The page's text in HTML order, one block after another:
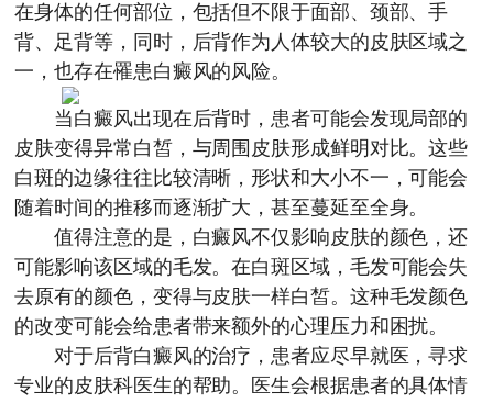
在身体的任何部位，包括但不限于面部、颈部、手
背、足背等，同时，后背作为人体较大的皮肤区域之
一，也存在罹患白癜风的风险。
当白癜风出现在后背时，患者可能会发现局部的
皮肤变得异常白皙，与周围皮肤形成鲜明对比。这些
白斑的边缘往往比较清晰，形状和大小不一，可能会
随着时间的推移而逐渐扩大，甚至蔓延至全身。
值得注意的是，白癜风不仅影响皮肤的颜色，还
可能影响该区域的毛发。在白斑区域，毛发可能会失
去原有的颜色，变得与皮肤一样白皙。这种毛发颜色
的改变可能会给患者带来额外的心理压力和困扰。
对于后背白癜风的治疗，患者应尽早就医，寻求
专业的皮肤科医生的帮助。医生会根据患者的具体情